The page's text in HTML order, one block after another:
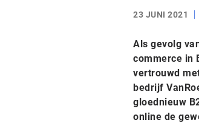
23 JUNI 2021
Als gevolg
commerce in
vertrouwd
bedrijf
gloednieuw
online de